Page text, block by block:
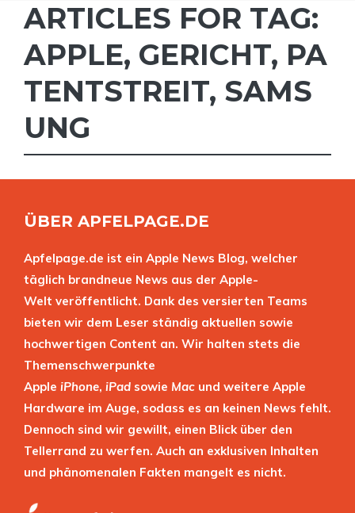
ARTICLES FOR TAG:
APPLE, GERICHT, PA
TENTSTREIT, SAMS
UNG
ÜBER APFELPAGE.DE
Apfelpage.de ist ein Apple News Blog, welcher
täglich brandneue News aus der Apple-
Welt veröffentlicht. Dank des versierten Teams
bieten wir dem Leser ständig aktuellen sowie
hochwertigen Content an. Wir halten stets die
Themenschwerpunkte
Apple iPhone, iPad sowie Mac und weitere Apple
Hardware im Auge, sodass es an keinen News fehlt.
Dennoch sind wir gewillt, einen Blick über den
Tellerrand zu werfen. Auch an exklusiven Inhalten
und phänomenalen Fakten mangelt es nicht.